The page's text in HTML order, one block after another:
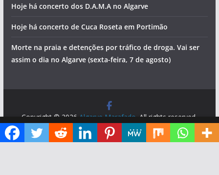
Hoje há concerto dos D.A.M.A no Algarve
Hoje há concerto de Cuca Roseta em Portimão
Morte na praia e detenções por tráfico de droga. Vai ser
assim o dia no Algarve (sexta-feira, 7 de agosto)
Copyright © 2026 Algarve Marafado . All rights reserved.
Theme:
ColorMag by ThemeGrill. Powered by WordPress
Diga ao Google que o Algarve Marafado é uma das suas fontes de informação preferidas